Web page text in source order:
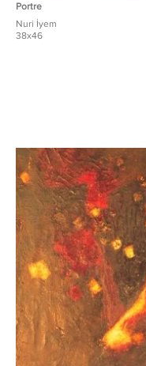
Portre
Nuri İyem
38x46